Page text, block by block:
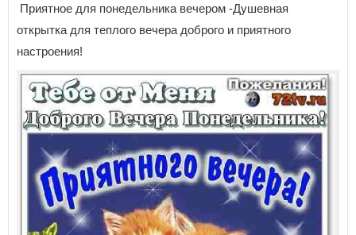
Приятное для понедельника вечером -Душевная
открытка для теплого вечера доброго и приятного
настроения!